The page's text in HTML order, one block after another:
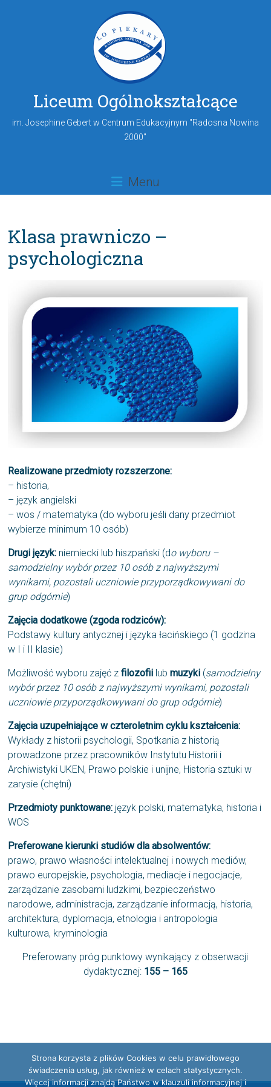
Liceum Ogólnokształcące
im. Josephine Gebert w Centrum Edukacyjnym "Radosna Nowina
2000"
Menu
Klasa prawniczo –
psychologiczna
Realizowane przedmioty rozszerzone:
– historia,
– język angielski
– wos / matematyka (do wyboru jeśli dany przedmiot
wybierze minimum 10 osób)
Drugi język: niemiecki lub hiszpański (do wyboru –
samodzielny wybór przez 10 osób z najwyższymi
wynikami, pozostali uczniowie przyporządkowywani do
grup odgórnie)
Zajęcia dodatkowe (zgoda rodziców):
Podstawy kultury antycznej i języka łacińskiego (1 godzina
w I i II klasie)
Możliwość wyboru zajęć zfilozofii lubmuzyki (samodzielny
wybór przez 10 osób z najwyższymi wynikami, pozostali
uczniowie przyporządkowywani do grup odgórnie)
Zajęcia uzupełniające w czteroletnim cyklu kształcenia:
Wykłady z historii psychologii, Spotkania z historią
prowadzone przez pracowników Instytutu Historii i
Archiwistyki UKEN, Prawo polskie i unijne, Historia sztuki w
zarysie (chętni)
Przedmioty punktowane: język polski, matematyka, historia i
WOS
Preferowane kierunki studiów dla absolwentów:
prawo, prawo własności intelektualnej i nowych mediów,
prawo europejskie, psychologia, mediacje i negocjacje,
zarządzanie zasobami ludzkimi, bezpieczeństwo
narodowe, administracja, zarządzanie informacją, historia,
architektura, dyplomacja, etnologia i antropologia
kulturowa, kryminologia
Preferowany próg punktowy wynikający z obserwacji
dydaktycznej: 155 – 165
Strona korzysta z plików Cookies w celu prawidłowego
świadczenia usług, jak również w celach statystycznych.
Więcej informacji znajdą Państwo w klauzuli informacyjnej i